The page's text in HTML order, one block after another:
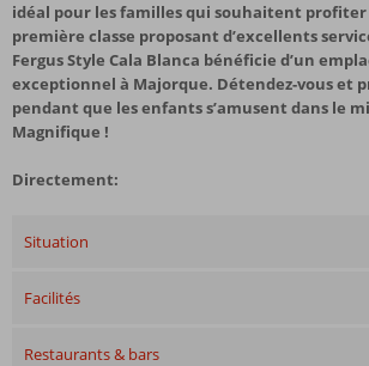
idéal pour les familles qui souhaitent profiter
première classe proposant d’excellents
Fergus Style Cala Blanca bénéficie d’un
exceptionnel à Majorque. Détendez-vous et
pendant que les enfants s’amusent dans le
Magnifique !
Directement:
Situation
Facilités
Restaurants & bars